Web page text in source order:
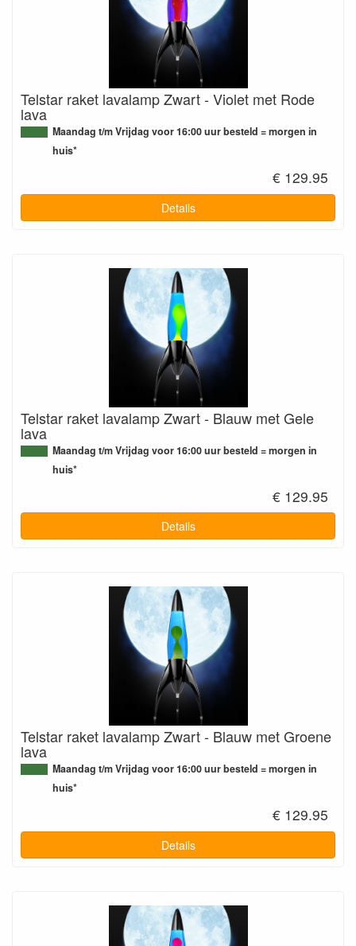
Telstar raket lavalamp Zwart - Violet met Rode
lava
Maandag t/m Vrijdag voor 16:00 uur besteld = morgen in
huis*
€ 129.95
Details
Telstar raket lavalamp Zwart - Blauw met Gele
lava
Maandag t/m Vrijdag voor 16:00 uur besteld = morgen in
huis*
€ 129.95
Details
Telstar raket lavalamp Zwart - Blauw met Groene
lava
Maandag t/m Vrijdag voor 16:00 uur besteld = morgen in
huis*
€ 129.95
Details